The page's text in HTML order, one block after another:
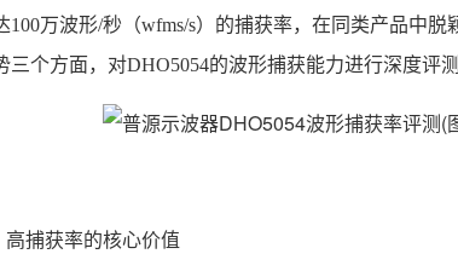
100万波形/秒（wfms/s）的捕获率，在同类产品中
三个方面，对DHO5054的波形捕获能力进行深度评测
捕获率的核心价值